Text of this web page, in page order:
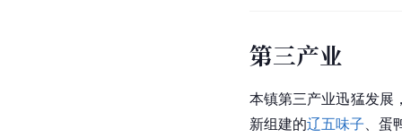
第三产业
本镇第三产业迅猛发展
新组建的辽五味子 、蛋